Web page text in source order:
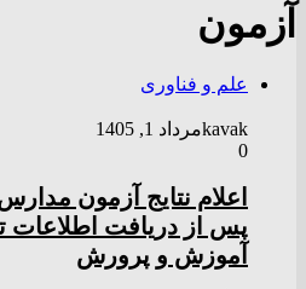
آزمون
علم و فناوری
kavakمرداد 1, 1405
0
اعلام نتایج آزمون
پس از دریافت اطلاعات
آموزش و پرورش